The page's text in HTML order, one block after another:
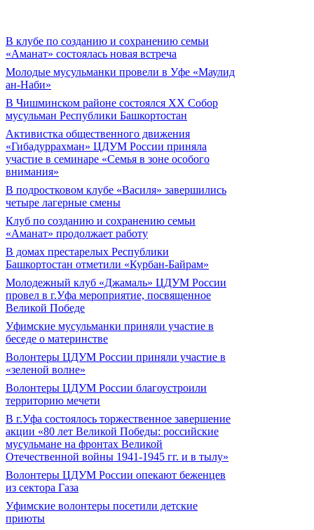
В клубе по созданию и сохранению семьи
«Аманат» состоялась новая встреча
Молодые мусульманки провели в Уфе «Маулид
ан-Наби»
В Чишминском районе состоялся XX Собор
мусульман Республики Башкортостан
Активистка общественного движения
«Гибадуррахман» ЦДУМ России приняла
участие в семинаре «Семья в зоне особого
внимания»
В подростковом клубе «Василя» завершились
четыре лагерные смены
Клуб по созданию и сохранению семьи
«Аманат» продолжает работу
В домах престарелых Республики
Башкортостан отметили «Курбан-Байрам»
Молодежный клуб «Джамаль» ЦДУМ России
провел в г.Уфа мероприятие, посвященное
Великой Победе
Уфимские мусульманки приняли участие в
беседе о материнстве
Волонтеры ЦДУМ России приняли участие в
«зеленой волне»
Волонтеры ЦДУМ России благоустроили
территорию мечети
В г.Уфа состоялось торжественное завершение
акции «80 лет Великой Победы: российские
мусульмане на фронтах Великой
Отечественной войны 1941-1945 гг. и в тылу»
Волонтеры ЦДУМ России опекают беженцев
из сектора Газа
Уфимские волонтеры посетили детские
приюты